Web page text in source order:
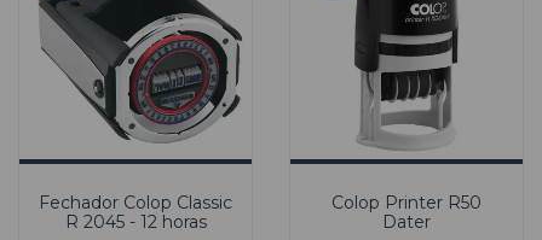
Fechador Colop Classic
R 2045 - 12 horas
Colop Printer R50
Dater